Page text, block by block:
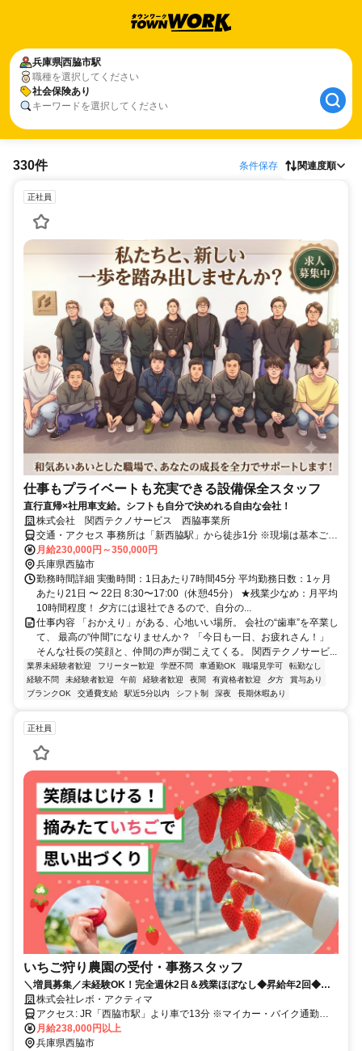
兵庫県西脇市駅
職種を選択してください
社会保険あり
キーワードを選択してください
330件 条件保存 関連度順
正社員
仕事もプライベートも充実できる設備保全スタッフ
直行直帰×社用車支給。シフトも自分で決めれる自由な会社！
株式会社 関西テクノサービス 西脇事業所
交通・アクセス 事務所は「新西脇駅」から徒歩1分 ※現場は基本ご自
宅の近くです
月給230,000円～350,000円
兵庫県西脇市
勤務時間詳細 実働時間：1日あたり7時間45分 平均勤務日数：1ヶ月
あたり21日 〜 22日 8:30〜17:00（休憩45分） ★残業少なめ：月平均
10時間程度！ 夕方には退社できるので、自分の...
仕事内容 「おかえり」がある、心地いい場所。 会社の“歯車”を卒業し
て、 最高の“仲間”になりませんか？ 「今日も一日、お疲れさん！」
そんな社長の笑顔と、仲間の声が聞こえてくる。 関西テクノサービ...
業界未経験者歓迎 フリーター歓迎 学歴不問 車通勤OK 職場見学可
転勤なし
経験不問
未経験者歓迎 午前 経験者歓迎 夜間 有資格者歓迎 夕方
賞与あり
ブランクOK
交通費支給 駅近5分以内 シフト制 深夜 長期休暇あり
正社員
いちご狩り農園の受付・事務スタッフ
＼増員募集／未経験OK！完全週休2日＆残業ほぼなし◆昇給年2回◆面
接1回のみ◆ネイル・ピアスOK◆20～50代活躍中！
株式会社レボ・アクティマ
アクセス: JR「西脇市駅」より車で13分 ※マイカー・バイク通勤
OK（無料駐車場・駐輪場完備） ※ガソリン代の支給あり（規定あ
り）
月給238,000円以上
兵庫県西脇市